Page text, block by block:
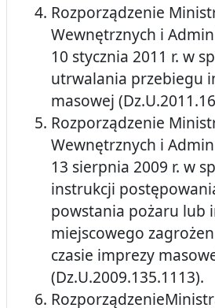
Rozporządzenie
Wewnętrznych i
10 stycznia 2011 r. w
utrwalania przebiegu
masowej
Rozporządzenie
Wewnętrznych i
13 sierpnia 2009 r. w
instrukcji
powstania pożaru lub
miejscowego
czasie imprezy
(Dz.U.2009.135.1113).